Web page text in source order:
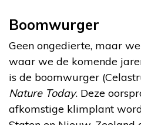
Boomwurger
Geen ongedierte, maar
waar we de komende
is de boomwurger
Nature Today. Deze
afkomstige klimplant